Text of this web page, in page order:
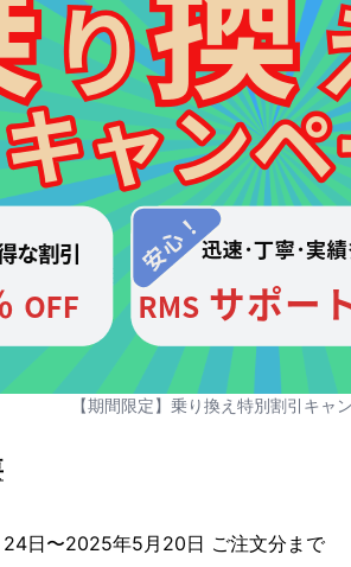
【期間限定】乗り換え特別割引キャ
日〜2025年5月20日 ご注文分まで